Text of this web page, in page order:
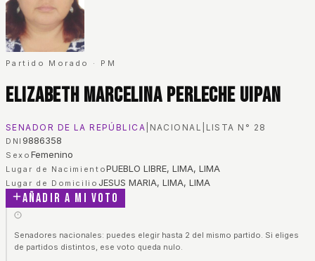
Partido Morado · PM
Elizabeth Marcelina Perleche Uipan
SENADOR DE LA REPÚBLICA NACIONAL LISTA N° 28
DNI 9886358
Sexo Femenino
Lugar de NacimientoPUEBLO LIBRE, LIMA, LIMA
Lugar de Domicilio JESUS MARIA, LIMA, LIMA
Añadir a mi voto
Senadores nacionales: puedes elegir hasta 2 del mismo partido. Si eliges
de partidos distintos, ese voto queda nulo.